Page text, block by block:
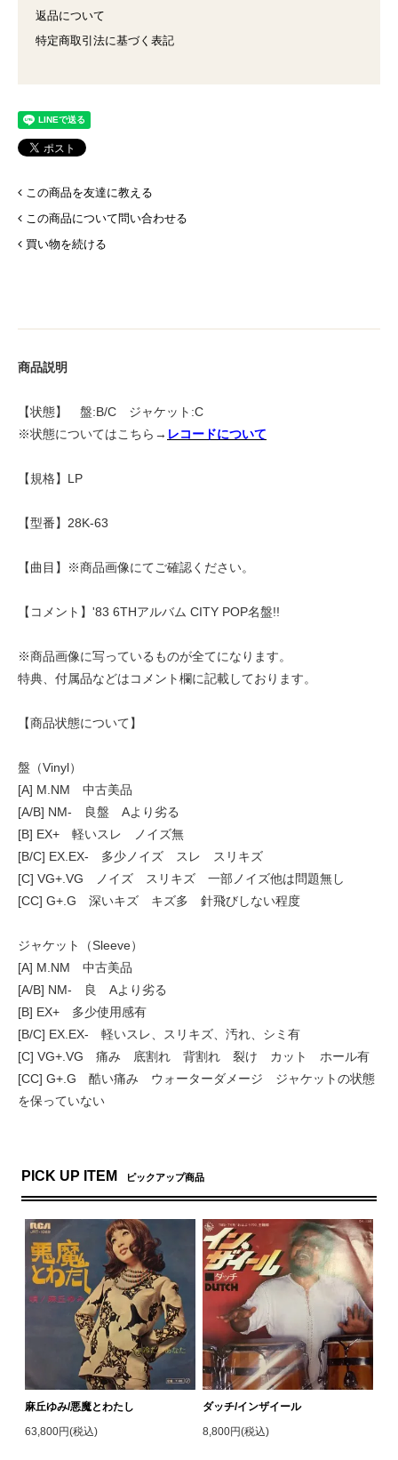
返品について
特定商取引法に基づく表記
この商品を友達に教える
この商品について問い合わせる
買い物を続ける
商品説明
【状態】 盤:B/C ジャケット:C
※状態についてはこちら→ レコードについて
【規格】LP
【型番】28K-63
【曲目】※商品画像にてご確認ください。
【コメント】'83 6THアルバム CITY POP名盤!!
※商品画像に写っているものが全てになります。
特典、付属品などはコメント欄に記載しております。
【商品状態について】
盤（Vinyl）
[A] M.NM 中古美品
[A/B] NM- 良盤 Aより劣る
[B] EX+ 軽いスレ ノイズ無
[B/C] EX.EX- 多少ノイズ スレ スリキズ
[C] VG+.VG ノイズ スリキズ 一部ノイズ他は問題無し
[CC] G+.G 深いキズ キズ多 針飛びしない程度
ジャケット（Sleeve）
[A] M.NM 中古美品
[A/B] NM- 良 Aより劣る
[B] EX+ 多少使用感有
[B/C] EX.EX- 軽いスレ、スリキズ、汚れ、シミ有
[C] VG+.VG 痛み 底割れ 背割れ 裂け カット ホール有
[CC] G+.G 酷い痛み ウォーターダメージ ジャケットの状態
を保っていない
PICK UP ITEM ピックアップ商品
麻丘ゆみ/悪魔とわたし
63,800円(税込)
ダッチ/インザイール
8,800円(税込)